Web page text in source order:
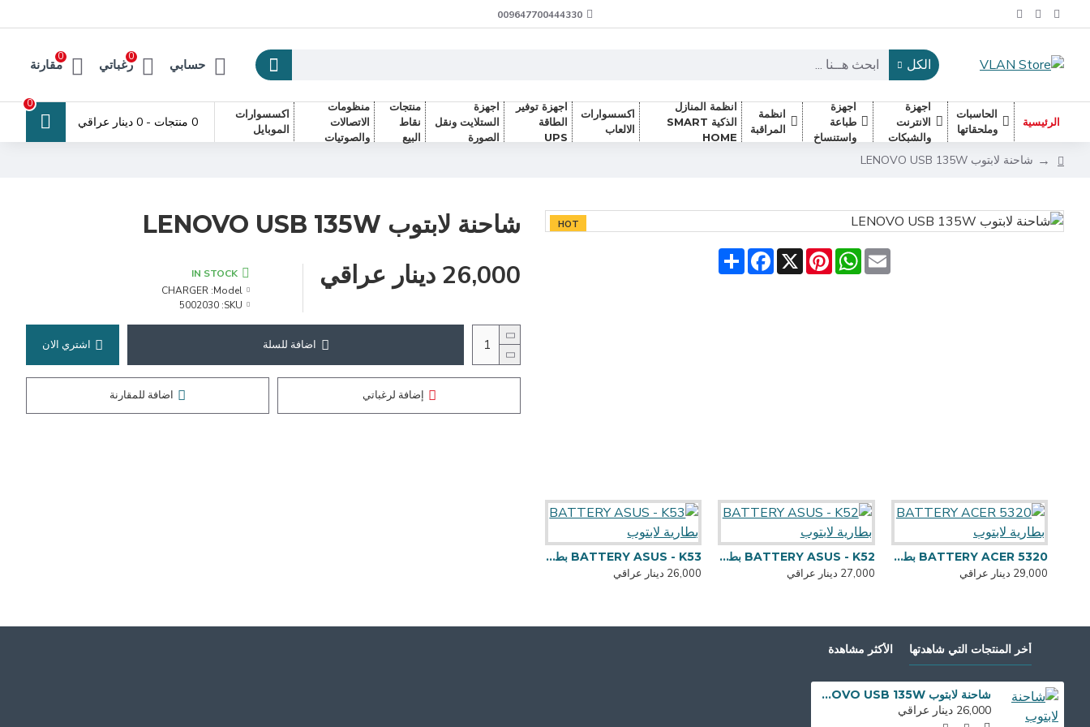
009647700444330
الكل حسابي رغباتي
0
مقارنة
0
الرئيسية
الحاسبات
وملحقاتها
اجهزة
الانترنت
والشبكات
اجهزة
طباعة
واستنساخ
انظمة
المراقبة
انظمة المنازل
الذكية SMART
HOME
اكسسوارات
الالعاب
اجهزة توفير
الطاقة
UPS
اجهزة
الستلايت ونقل
الصورة
منتجات
نقاط
البيع
منظومات
الاتصالات
والصوتيات
اكسسوارات
الموبايل
0 منتجات - 0 دينار عراقي
0
شاحنة لابتوب LENOVO USB 135W
HOT
Share
Facebook X
Pinterest
WhatsAppEmail
شاحنة لابتوب LENOVO USB 135W
26,000 دينار عراقي
IN STOCK
Model:
CHARGER
SKU:
5002030
اضافة للسلة اشتري الان
إضافة لرغباتي اضافة للمقارنة
BATTERY ACER 5320 بطارية لابتوب
29,000 دينار عراقي
BATTERY ASUS - K52 بطارية لابتوب
27,000 دينار عراقي
BATTERY ASUS - K53 بطارية لابتوب
26,000 دينار عراقي
أخر المنتجات التي شاهدتها الأكثر مشاهدة
شاحنة لابتوب LENOVO USB 135W
26,000 دينار عراقي